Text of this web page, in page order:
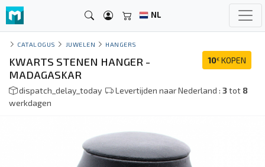
NL
CATALOGUS JUWELEN HANGERS
10€ KOPEN
KWARTS STENEN HANGER -
MADAGASKAR
dispatch_delay_today Levertijden naar Nederland : 3tot 8
werkdagen